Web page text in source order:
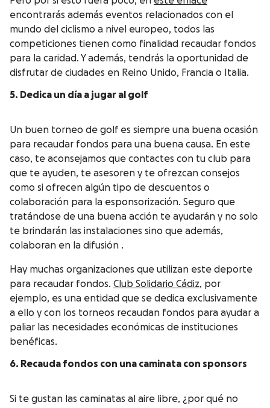
encontrarás además eventos relacionados con el
mundo del ciclismo a nivel europeo, todos las
competiciones tienen como finalidad recaudar fondos
para la caridad. Y además, tendrás la oportunidad de
disfrutar de ciudades en Reino Unido, Francia o Italia.
5. Dedica un día a jugar al golf
Un buen torneo de golf es siempre una buena ocasión
para recaudar fondos para una buena causa. En este
caso, te aconsejamos que contactes con tu club para
que te ayuden, te asesoren y te ofrezcan consejos
como si ofrecen algún tipo de descuentos o
colaboración para la esponsorización. Seguro que
tratándose de una buena acción te ayudarán y no solo
te brindarán las instalaciones sino que además,
colaboran en la difusión .
Hay muchas organizaciones que utilizan este deporte
para recaudar fondos. Club Solidario Cádiz, por
ejemplo, es una entidad que se dedica exclusivamente
a ello y con los torneos recaudan fondos para ayudar a
paliar las necesidades económicas de instituciones
benéficas.
6. Recauda fondos con una caminata con sponsors
Si te gustan las caminatas al aire libre, ¿por qué no